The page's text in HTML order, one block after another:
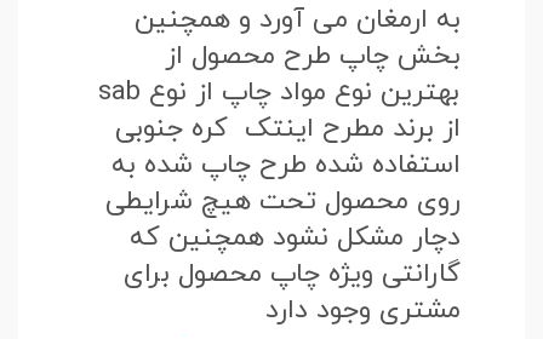
به ارمغان می آورد و همچنین
بخش چاپ طرح محصول از
بهترین نوع مواد چاپ از نوع sab
از برند مطرح اینتک کره جنوبی
استفاده شده طرح چاپ شده به
روی محصول تحت هیچ شرایطی
دچار مشکل نشود همچنین که
گارانتی ویژه چاپ محصول برای
مشتری وجود دارد